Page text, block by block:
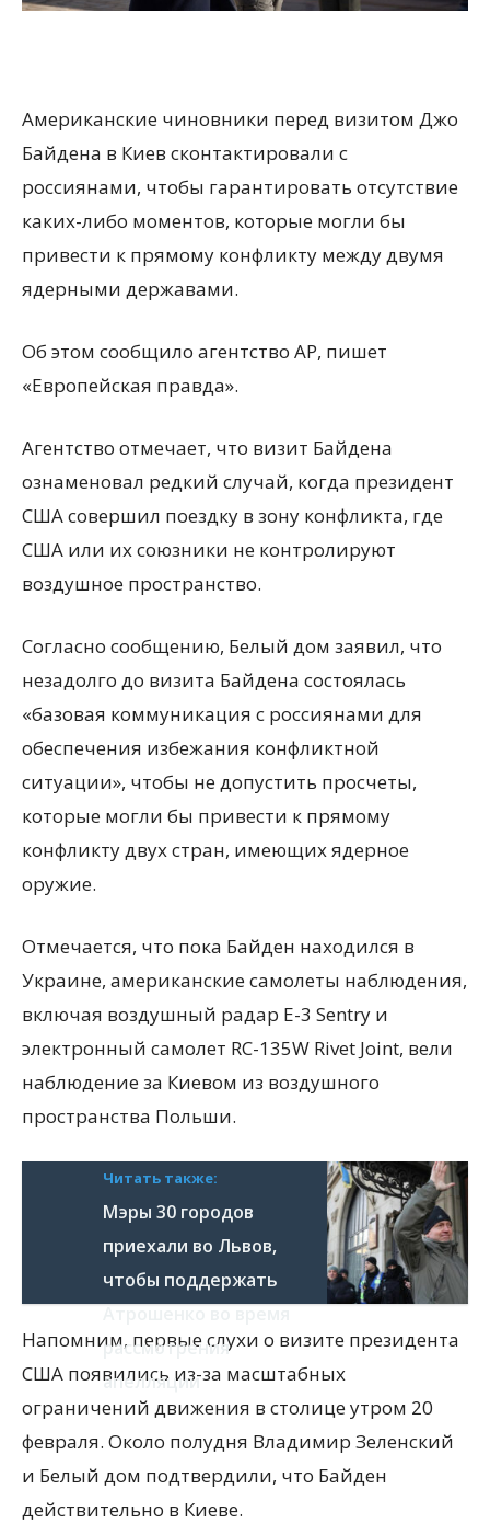
Американские чиновники перед визитом Джо
Байдена в Киев сконтактировали с
россиянами, чтобы гарантировать отсутствие
каких-либо моментов, которые могли бы
привести к прямому конфликту между двумя
ядерными державами.
Об этом сообщило агентство АР, пишет
«Европейская правда».
Агентство отмечает, что визит Байдена
ознаменовал редкий случай, когда президент
США совершил поездку в зону конфликта, где
США или их союзники не контролируют
воздушное пространство.
Согласно сообщению, Белый дом заявил, что
незадолго до визита Байдена состоялась
«базовая коммуникация с россиянами для
обеспечения избежания конфликтной
ситуации», чтобы не допустить просчеты,
которые могли бы привести к прямому
конфликту двух стран, имеющих ядерное
оружие.
Отмечается, что пока Байден находился в
Украине, американские самолеты наблюдения,
включая воздушный радар E-3 Sentry и
электронный самолет RC-135W Rivet Joint, вели
наблюдение за Киевом из воздушного
пространства Польши.
Читать также:
Мэры 30 городов
приехали во Львов,
чтобы поддержать
Атрошенко во время
рассмотрения
апелляции
Напомним, первые слухи о визите президента
США появились из-за масштабных
ограничений движения в столице утром 20
февраля. Около полудня Владимир Зеленский
и Белый дом подтвердили, что Байден
действительно в Киеве.